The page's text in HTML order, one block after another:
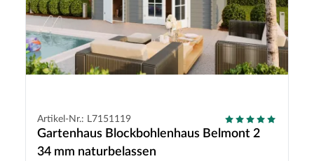
Artikel-Nr.: L7151119
Gartenhaus Blockbohlenhaus Belmont 2
34 mm naturbelassen